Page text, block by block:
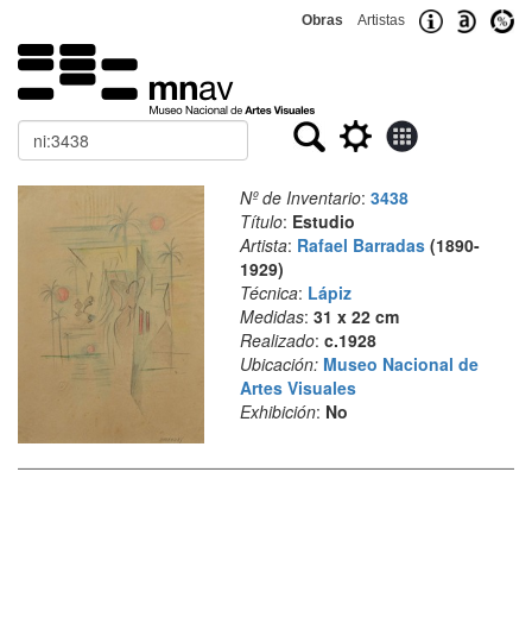
Obras Artistas
Buscar
Nº de Inventario: 3438
Título: Estudio
Artista: Rafael Barradas(1890-
1929)
Técnica: Lápiz
Medidas: 31 x 22 cm
Realizado: c.1928
Ubicación: Museo Nacional de
Artes Visuales
Exhibición: No